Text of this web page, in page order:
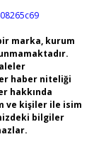
marka, kurum
haber niteliği
hakkında
ve kişiler ile isim
bilgiler